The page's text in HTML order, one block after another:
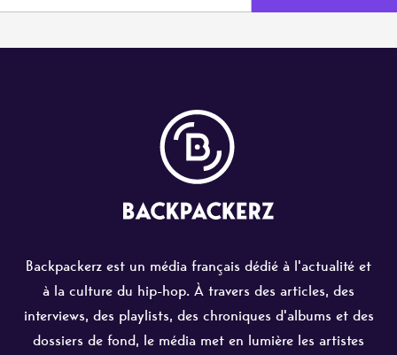
Backpackerz est un média français dédié à l'actualité et
à la culture du hip-hop. À travers des articles, des
interviews, des playlists, des chroniques d'albums et des
dossiers de fond, le média met en lumière les artistes